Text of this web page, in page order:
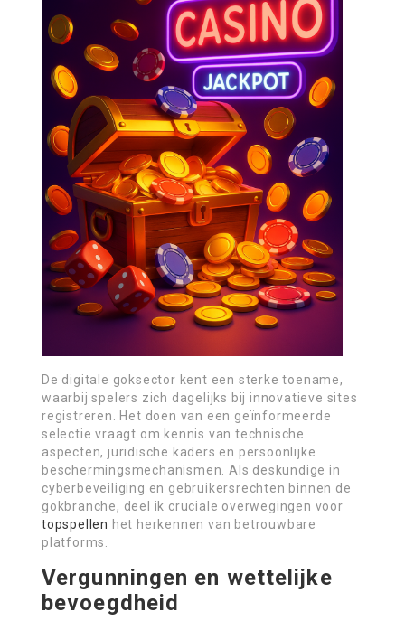
De digitale goksector kent een sterke toename,
waarbij spelers zich dagelijks bij innovatieve sites
registreren. Het doen van een geïnformeerde
selectie vraagt om kennis van technische
aspecten, juridische kaders en persoonlijke
beschermingsmechanismen. Als deskundige in
cyberbeveiliging en gebruikersrechten binnen de
gokbranche, deel ik cruciale overwegingen voor
topspellen het herkennen van betrouwbare
platforms.
Vergunningen en wettelijke
bevoegdheid